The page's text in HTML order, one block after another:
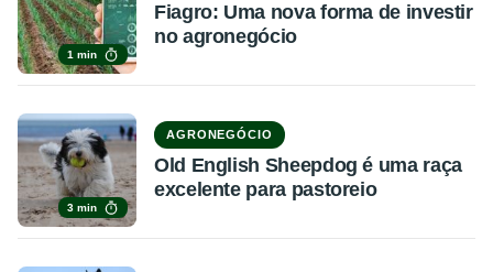
1 min
Fiagro: Uma nova forma de investir
no agronegócio
3 min
AGRONEGÓCIO
Old English Sheepdog é uma raça
excelente para pastoreio